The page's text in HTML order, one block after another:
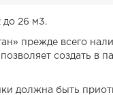
до 26 м3.
прежде всего
создать в
должна быть